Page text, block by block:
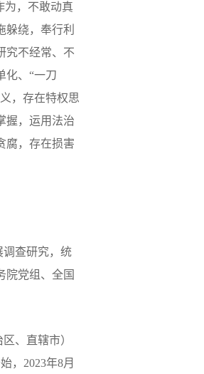
为，不敢动真
绕，奉行利
究不经常、不
化、“一刀
，存在特权思
握，运用法治
腐，存在损害
调查研究，统
院党组、全国
、直辖市）
， 2023年8月